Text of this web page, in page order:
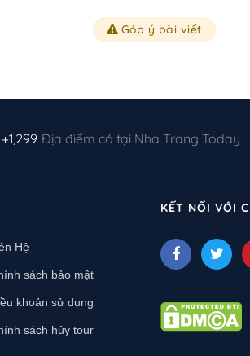
Góp ý bài viết
+1,299 Địa điểm có tại Nha Trang Today
Hệ
sách bảo mật
khoản sử dụng
sách hủy tour
KẾT NỐI VỚI